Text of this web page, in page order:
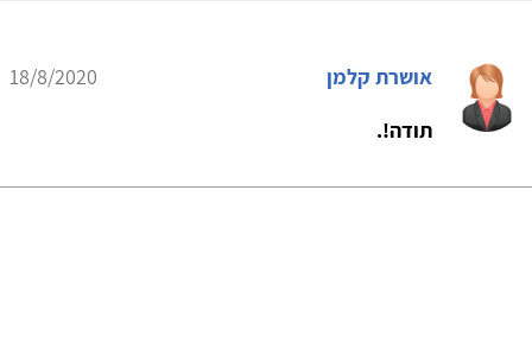
אושרת קלמן
18/8/2020
תודה!.